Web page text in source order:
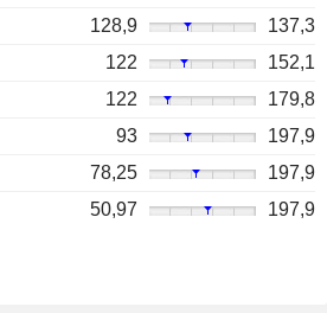
128,9
137,3
122
152,1
122
179,8
93
197,9
78,25
197,9
50,97 197,9